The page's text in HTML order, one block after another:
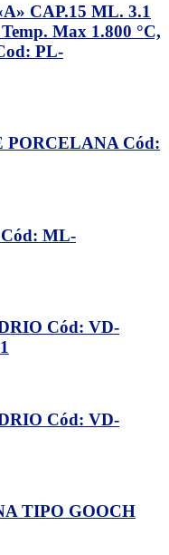
CAP.15 ML. 3.1
Max 1.800 °C,
PL-
PORCELANA Cód:
ML-
Cód: VD-
Cód: VD-
TIPO GOOCH